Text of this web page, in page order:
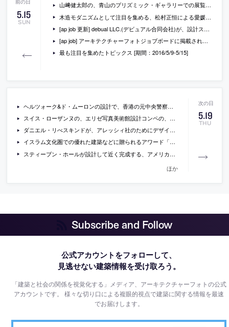
5.15
SUN
山﨑健太郎の、青山のプリズミック・ギャラリーでの展覧会「今、建築にできること。」の会場写真
木造モダニズムとして注目を集める、松村正恒による愛媛県の「八幡浜市立日土小学校」などを紹介するPDF資料
[ap job 更新] debual LLC.(デビュアル合同会社)が、設計スタッフを募集中
[ap job] アーキテクチャーフォトジョブボードに掲載されている求人情報一覧(2016/5/16)
最も注目を集めたトピックス [期間：2016/5/9-5/15]
5.19
THU
ヘルツォーク&ド・ムーロンの設計で、香港の元中央警察署を改修した、アート系複合施設の建設が進行中
スイス・ローザンヌの、エリゼ写真美術館設計コンペの、SANAAや、オルジアティらの提案を収録したPDF資料
ダニエル・リべスキンドが、アレッシィ社のためにデザインした、壁掛け時計の写真
イスラム文化圏での優れた建築などに贈られるアワード「アガ・カーン建築賞」の今年の最終候補作品が公開
スティーブン・ホールが設計して近く完成する、アメリカ・アイオワ大学の、新しいビジュアル・アート施設の写真など
ほか
Subscribe and Follow
公式アカウントをフォローして、
見逃せない建築情報を受け取ろう。
「建築と社会の関係を視覚化する」メディア、アーキテクチャーフォトの公式
アカウントです。様々な切り口による複眼的視点で建築に関する情報を最速
でお届けします。